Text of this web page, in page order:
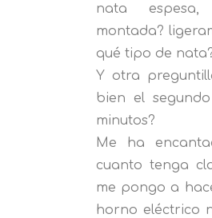
nata
montada?
qué tipo de
Y otra
bien el
minutos?
Me ha
cuanto tenga
me pongo a
horno eléctrico